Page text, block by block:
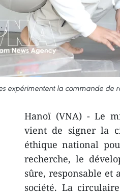
expérimentent la commande de
Hanoï (VNA) - Le
vient de signer la
éthique national
recherche, le
sûre, responsable et
société. La